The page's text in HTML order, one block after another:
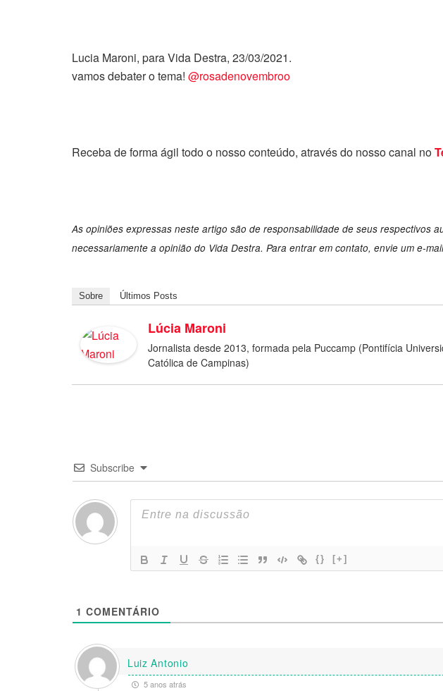
Lucia Maroni, para Vida Destra, 23/03/2021.
vamos debater o tema! @rosadenovembroo
Receba de forma ágil todo o nosso conteúdo, através do nosso canal no
As opiniões expressas neste artigo são de responsabilidade de seus respectivos
necessariamente a opinião do Vida Destra. Para entrar em contato, envie um e-
Sobre Últimos Posts
Lúcia Maroni
Jornalista desde 2013, formada pela Puccamp (Pontifícia
Católica de Campinas)
Subscribe
{} [+]
1 COMENTÁRIO
Luiz Antonio
5 anos atrás